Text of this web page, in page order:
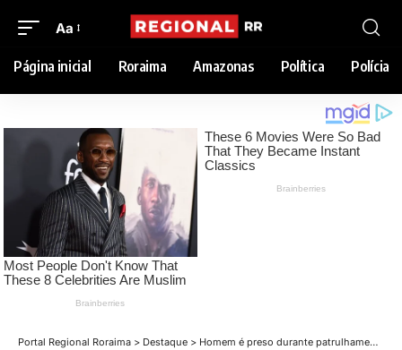
Aa
Página inicial Roraima Amazonas Política Polícia
Portal Regional Roraima > Destaque > Homem é preso durante patrulhamento com cães por descumprir medidas cautelares no bairro São Bento